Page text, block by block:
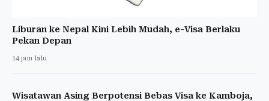
Liburan ke Nepal Kini Lebih Mudah, e-Visa Berlaku
Pekan Depan
14 jam lalu
Wisatawan Asing Berpotensi Bebas Visa ke Kamboja,